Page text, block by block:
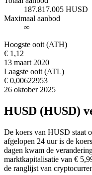
187.817.005 HUSD
Maximaal aanbod
∞
Hoogste ooit (ATH)
€ 1,12
13 maart 2020
Laagste ooit (ATL)
€ 0,00622953
26 oktober 2025
HUSD (HUSD)
De koers van HUSD staat
afgelopen 24 uur is de
dagen kwam de
marktkapitalisatie van €
de ranglijst van